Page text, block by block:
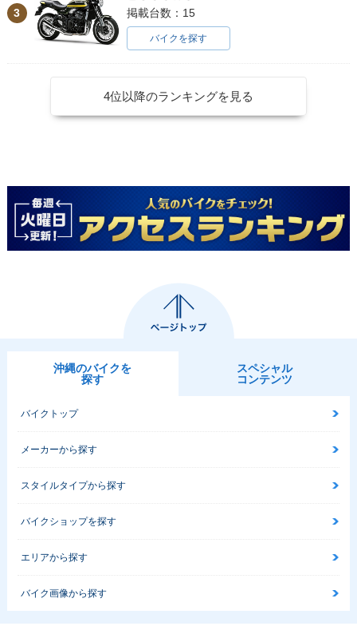
3
掲載台数：15
バイクを探す
4位以降のランキングを見る
沖縄のバイクを
探す
スペシャル
コンテンツ
バイクトップ
メーカーから探す
スタイルタイプから探す
バイクショップを探す
エリアから探す
バイク画像から探す